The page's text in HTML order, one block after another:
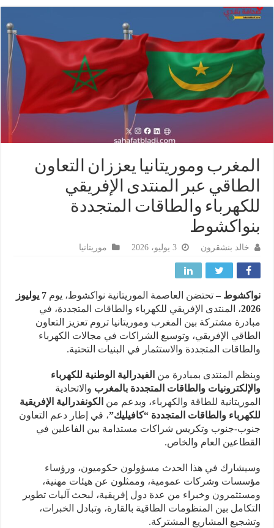
وموريتانيا يعززان التعاون
عبر المنتدى الإفريقي
والطاقات المتجددة
خالد بنشقرون موريتانيا
–تحتضن العاصمة الموريتانية نواكشوط، يوم
7 يوليوز
، المنتدى الإفريقي للكهرباء والطاقات المتجددة، في
مشتركة بين المغرب وموريتانيا تروم تعزيز التعاون
الإفريقي، وتوسيع الشراكات في مجالات الكهرباء
المتجددة والاستثمار في البنيات التحتية.
المنتدى بمبادرة من الفيدرالية الوطنية للكهرباء
والطاقات المتجددة بالمغربوالاتحادية
للطاقة والكهرباء، وبدعم منالكونفدرالية الإفريقية
والطاقات المتجددة “كافيليك”، في إطار دعم التعاون
جنوب وتكريس شراكات مستدامة بين الفاعلين في
العام والخاص.
في هذا الحدث مسؤولون حكوميون، ورؤساء
وشركات عمومية، وممثلون عن هيئات مهنية،
وخبراء من عدة دول إفريقية، لبحث آليات تطوير
بين المنظومات الطاقية بالقارة، وتبادل الخبرات،
المشاريع المشتركة.